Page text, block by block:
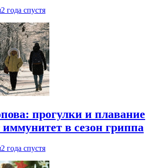
2 года спустя
прогулки и плавание
в сезон гриппа
2 года спустя